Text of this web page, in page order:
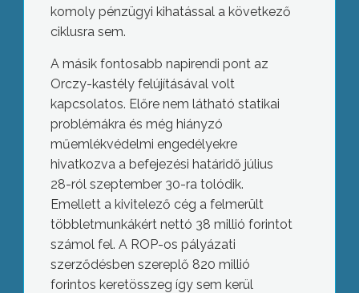
komoly pénzügyi kihatással a következő
ciklusra sem.
A másik fontosabb napirendi pont az
Orczy-kastély felújításával volt
kapcsolatos. Előre nem látható statikai
problémákra és még hiányzó
műemlékvédelmi engedélyekre
hivatkozva a befejezési határidő július
28-ról szeptember 30-ra tolódik.
Emellett a kivitelező cég a felmerült
többletmunkákért nettó 38 millió forintot
számol fel. A ROP-os pályázati
szerződésben szereplő 820 millió
forintos keretösszeg így sem kerül